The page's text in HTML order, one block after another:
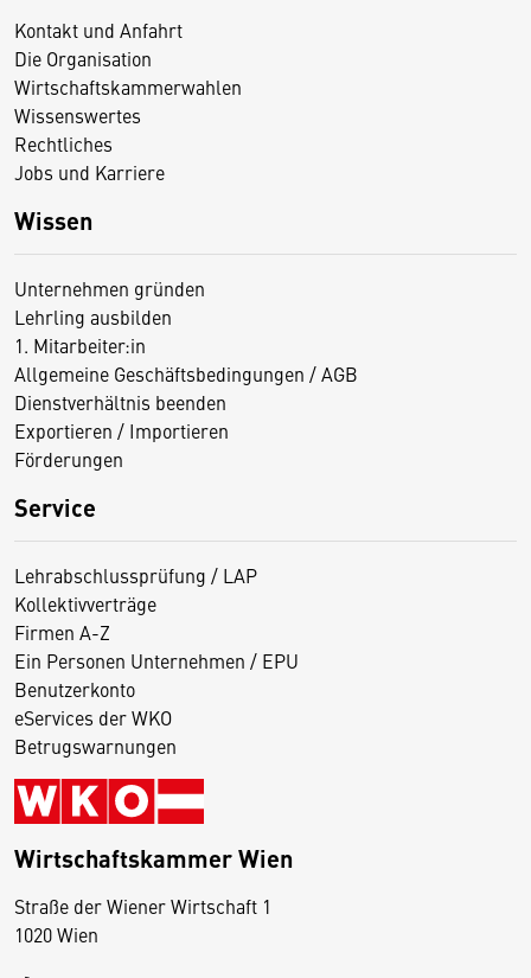
Kontakt und Anfahrt
Die Organisation
Wirtschaftskammerwahlen
Wissenswertes
Rechtliches
Jobs und Karriere
Wissen
Unternehmen gründen
Lehrling ausbilden
1. Mitarbeiter:in
Allgemeine Geschäftsbedingungen / AGB
Dienstverhältnis beenden
Exportieren / Importieren
Förderungen
Service
Lehrabschlussprüfung / LAP
Kollektivverträge
Firmen A-Z
Ein Personen Unternehmen / EPU
Benutzerkonto
eServices der WKO
Betrugswarnungen
Wirtschaftskammer Wien
Straße der Wiener Wirtschaft 1
1020 Wien